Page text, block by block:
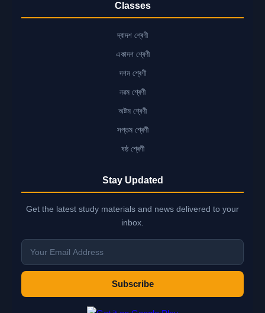
Classes
দ্বাদশ শ্ৰেণী
একাদশ শ্ৰেণী
দশম শ্ৰেণী
নৱম শ্ৰেণী
অষ্টম শ্ৰেণী
সপ্তম শ্ৰেণী
ষষ্ঠ শ্ৰেণী
Stay Updated
Get the latest study materials and news delivered to your
inbox.
Subscribe